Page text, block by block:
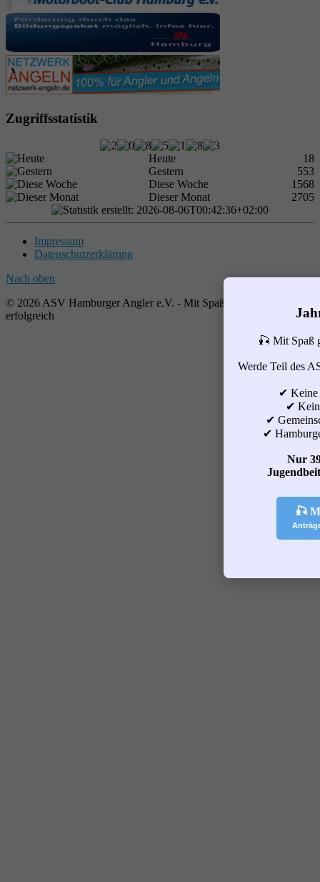
🎣 Mit Spaß
Werde Teil des
✔ Keine
✔
✔
✔
Nur
🎣
Zugriffsstatistik
Heute
18
Gestern
553
Diese Woche
1568
Dieser Monat
2705
Impressum
Datenschutzerklärung
Nach oben
© 2026 ASV Hamburger Angler e.V. - Mit Spaß gemeinsam
erfolgreich